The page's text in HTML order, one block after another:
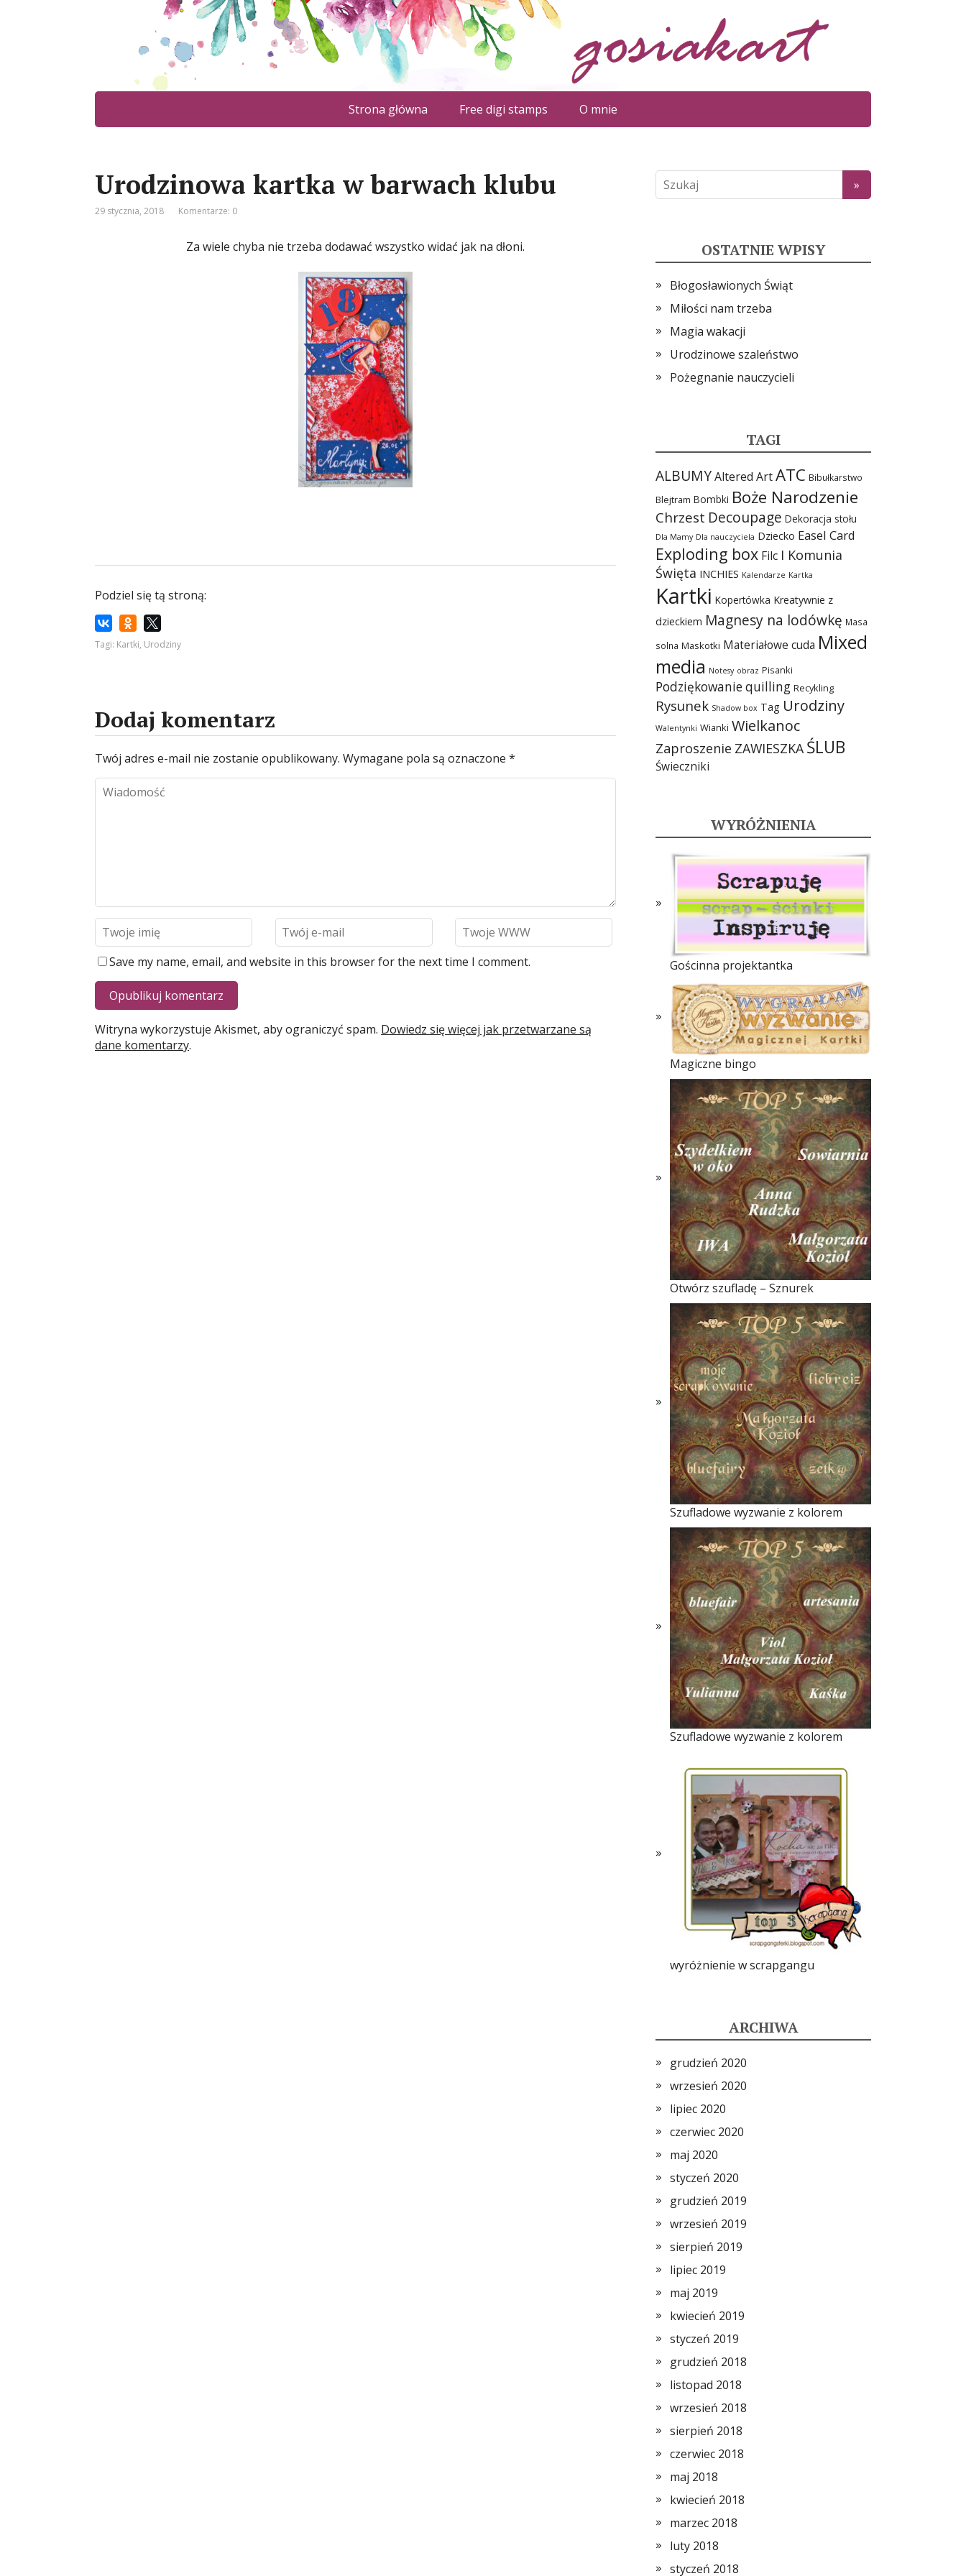
Strona główna Free digi stamps O mnie
Urodzinowa kartka w barwach klubu
29 stycznia, 2018 Komentarze: 0
Za wiele chyba nie trzeba dodawać wszystko widać jak na dłoni.
Podziel się tą stroną:
Tagi: Kartki, Urodziny
Dodaj komentarz
Twój adres e-mail nie zostanie opublikowany. Wymagane pola są oznaczone *
Save my name, email, and website in this browser for the next time I comment.
Witryna wykorzystuje Akismet, aby ograniczyć spam. Dowiedz się więcej jak przetwarzane są
dane komentarzy.
OSTATNIE WPISY
Błogosławionych Świąt
Miłości nam trzeba
Magia wakacji
Urodzinowe szaleństwo
Pożegnanie nauczycieli
TAGI
ALBUMYAltered ArtATC Bibułkarstwo
Blejtram Bombki Boże Narodzenie
Chrzest Decoupage Dekoracja stołu
Dla Mamy Dla nauczyciela Dziecko Easel Card
Exploding box Filc I Komunia
Święta INCHIES Kalendarze Kartka
Kartki Kopertówka Kreatywnie z
dzieckiem Magnesy na lodówkę Masa
solna Maskotki Materiałowe cuda Mixed
media Notesy obraz Pisanki
Podziękowaniequilling Recykling
Rysunek Shadow box Tag Urodziny
Walentynki Wianki Wielkanoc
Zaproszenie ZAWIESZKA ŚLUB
Świeczniki
WYRÓŻNIENIA
Gościnna projektantka
Magiczne bingo
Otwórz szufladę – Sznurek
Szufladowe wyzwanie z kolorem
Szufladowe wyzwanie z kolorem
wyróżnienie w scrapgangu
ARCHIWA
grudzień 2020
wrzesień 2020
lipiec 2020
czerwiec 2020
maj 2020
styczeń 2020
grudzień 2019
wrzesień 2019
sierpień 2019
lipiec 2019
maj 2019
kwiecień 2019
styczeń 2019
grudzień 2018
listopad 2018
wrzesień 2018
sierpień 2018
czerwiec 2018
maj 2018
kwiecień 2018
marzec 2018
luty 2018
styczeń 2018